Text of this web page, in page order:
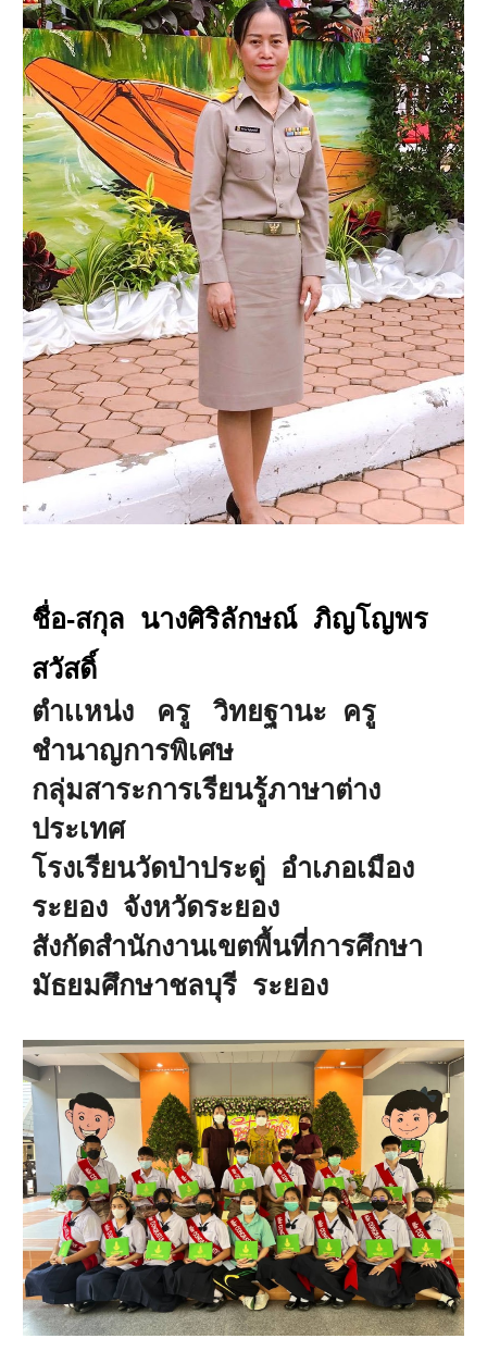
ชื่อ-สกุล นางศิริลักษณ์ ภิญโญพร
สวัสดิ์
ตำเเหน่ง ครู วิทยฐานะ ครู
ชำนาญการพิเศษ
กลุ่มสาระการเรียนรู้ภาษาต่าง
ประเทศ
โรงเรียนวัดป่าประดู่ อำเภอเมือง
ระยอง จังหวัดระยอง
สังกัดสำนักงานเขตพื้นที่การศึกษา
มัธยมศึกษาชลบุรี ระยอง